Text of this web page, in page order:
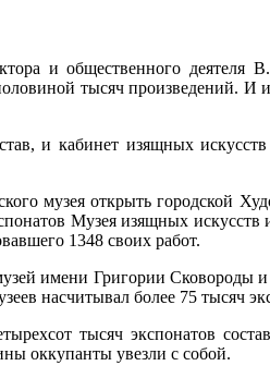
и общественного
тысяч произведений. И
и кабинет изящных
музея открыть городской
Музея изящных
1348 своих работ.
имени Григории Сковороды
насчитывал более 75 тысяч
тысяч экспонатов
оккупанты увезли с собой.